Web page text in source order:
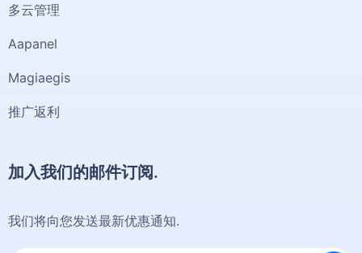
多云管理
Aapanel
Magiaegis
推广返利
加入我们的邮件订阅.
我们将向您发送最新优惠通知.